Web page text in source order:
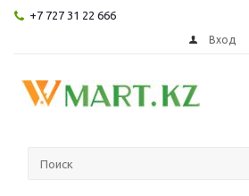
+7 727 31 22 666
Вход